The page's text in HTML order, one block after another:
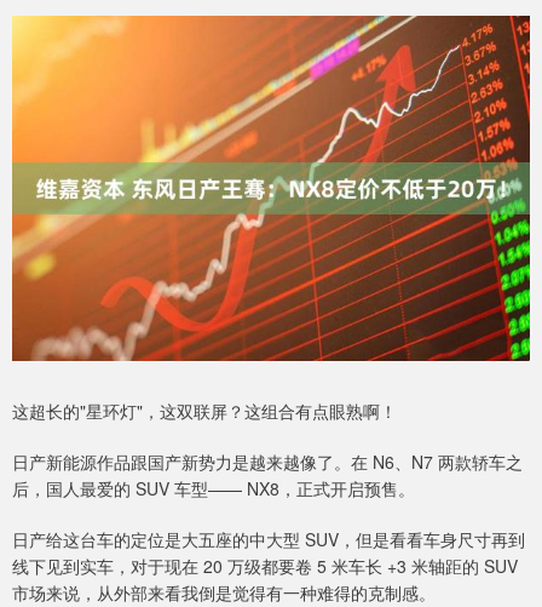
这超长的"星环灯"，这双联屏？这组合有点眼熟啊！
日产新能源作品跟国产新势力是越来越像了。在 N6、N7 两款轿车之
后，国人最爱的 SUV 车型—— NX8，正式开启预售。
日产给这台车的定位是大五座的中大型 SUV，但是看看车身尺寸再到
线下见到实车，对于现在 20 万级都要卷 5 米车长 +3 米轴距的 SUV
市场来说，从外部来看我倒是觉得有一种难得的克制感。